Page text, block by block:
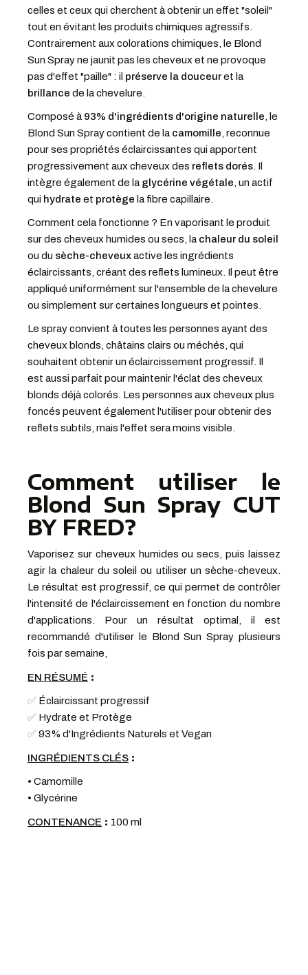
celles et ceux qui cherchent à obtenir un effet "soleil"
tout en évitant les produits chimiques agressifs.
Contrairement aux colorations chimiques, le Blond
Sun Spray ne jaunit pas les cheveux et ne provoque
pas d'effet "paille" : il préserve la douceuret la
brillance de la chevelure.
Composé à 93% d'ingrédients d'origine naturelle , le
Blond Sun Spray contient de la camomille , reconnue
pour ses propriétés éclaircissantes qui apportent
progressivement aux cheveux des reflets dorés . Il
intègre également de la glycérine végétale , un actif
qui hydrate et protège la fibre capillaire.
Comment cela fonctionne ? En vaporisant le produit
sur des cheveux humides ou secs, la chaleur du soleil
ou du sèche-cheveuxactive les ingrédients
éclaircissants, créant des reflets lumineux. Il peut être
appliqué uniformément sur l'ensemble de la chevelure
ou simplement sur certaines longueurs et pointes.
Le spray convient à toutes les personnes ayant des
cheveux blonds, châtains clairs ou méchés, qui
souhaitent obtenir un éclaircissement progressif. Il
est aussi parfait pour maintenir l'éclat des cheveux
blonds déjà colorés. Les personnes aux cheveux plus
foncés peuvent également l'utiliser pour obtenir des
reflets subtils, mais l'effet sera moins visible.
Comment utiliser le
Blond Sun Spray CUT
BY FRED?
Vaporisez sur cheveux humides ou secs, puis laissez
agir la chaleur du soleil ou utiliser un sèche-cheveux.
Le résultat est progressif, ce qui permet de contrôler
l'intensité de l'éclaircissement en fonction du nombre
d'applications. Pour un résultat optimal, il est
recommandé d'utiliser le Blond Sun Spray plusieurs
fois par semaine,
EN RÉSUMÉ :
✅ Éclaircissant progressif
✅ Hydrate et Protège
✅ 93% d'Ingrédients Naturels et Vegan
INGRÉDIENTS CLÉS :
• Camomille
• Glycérine
CONTENANCE : 100 ml